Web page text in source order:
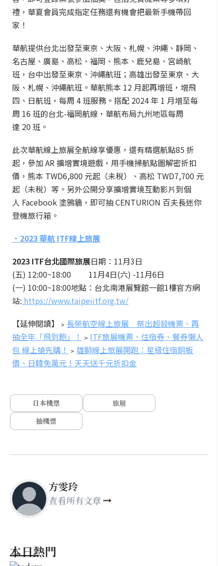
禮，華夏會員完成指定任務還有機會把最新手機帶回
家！
華航提供台北出發至東京、大阪、札幌、沖繩、靜岡、
名古屋、廣島、高松、福岡、熊本、鹿兒島、宮崎航
班，台中出發至東京、沖繩航班；高雄出發至東京、大
阪、札幌、沖繩航班。華航熊本 12 月起再增班，增飛
四、日航班，每周 4 班服務。搭配 2024 年 1 月增至每
周 16 班的台北-福岡航線，華航布局九州地區每周
達 20 班。
此次華航線上旅展全航線享優惠，還有精選航點85 折
起，參加 AR 擴增實境遊戲，用手機掃航點圖解密折扣
價，熊本 TWD6,800 元起（未稅）、高松 TWD7,700 元
起（未稅）等。另外公開分享擴增實境互動影片到個
人 Facebook 塗鴉牆，即可抽 CENTURION 百夫長迷你
登機旅行箱。
．2023 華航 ITF線上旅展
2023 ITF台北國際旅展日期：11月3日
(五) 12:00~18:00 11月4日(六) -11月6日
(一) 10:00~18:00地點：台北南港展覽館一館1樓官方網
站: https://www.taipeiitf.org.tw/
【延伸閱讀】﹥ 長榮航空線上旅展 祭出超殺機票、再
抽全年「飛到飽」！ ﹥ ITF旅展機票、住宿券、餐券懶人
包 線上搶先購！ ﹥ 雄獅線上旅展開跑：星級住宿銅板
價、日韓免萬元！天天送千元折扣金
日本機票
旅展
抽機票
方雯玲
查看所有文章
本日熱門